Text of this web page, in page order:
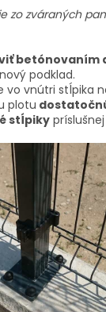
zo zváraných
betónovaním
podklad.
vo vnútri stĺpika
plotu
stĺpiky